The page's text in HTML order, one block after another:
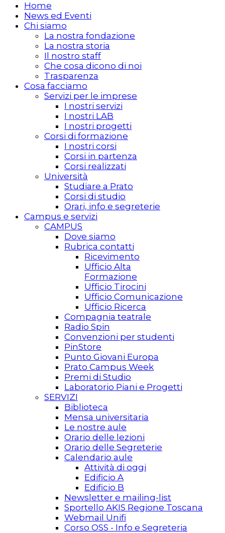
Home
News ed Eventi
Chi siamo
La nostra fondazione
La nostra storia
Il nostro staff
Che cosa dicono di noi
Trasparenza
Cosa facciamo
Servizi per le imprese
I nostri servizi
I nostri LAB
I nostri progetti
Corsi di formazione
I nostri corsi
Corsi in partenza
Corsi realizzati
Università
Studiare a Prato
Corsi di studio
Orari, info e segreterie
Campus e servizi
CAMPUS
Dove siamo
Rubrica contatti
Ricevimento
Ufficio Alta
Formazione
Ufficio Tirocini
Ufficio Comunicazione
Ufficio Ricerca
Compagnia teatrale
Radio Spin
Convenzioni per studenti
PinStore
Punto Giovani Europa
Prato Campus Week
Premi di Studio
Laboratorio Piani e Progetti
SERVIZI
Biblioteca
Mensa universitaria
Le nostre aule
Orario delle lezioni
Orario delle Segreterie
Calendario aule
Attività di oggi
Edificio A
Edificio B
Newsletter e mailing-list
Sportello AKIS Regione Toscana
Webmail Unifi
Corso OSS - Info e Segreteria